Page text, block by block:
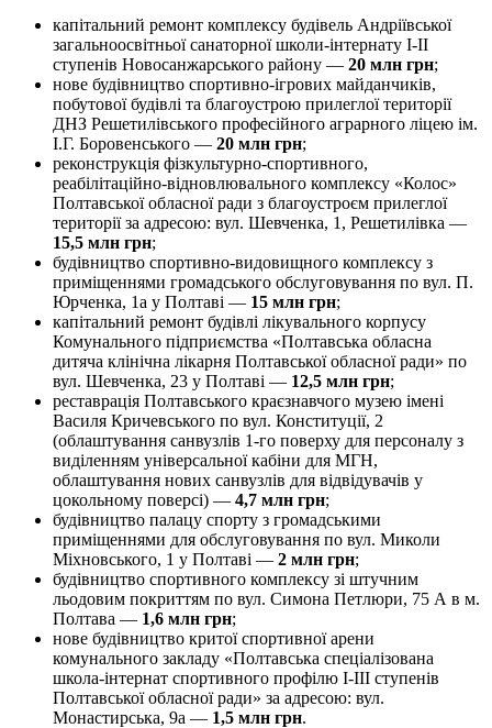
капітальний ремонт комплексу будівель Андріївської
загальноосвітньої санаторної школи-інтернату І-ІІ
ступенів Новосанжарського району — 20 млн грн;
нове будівництво спортивно-ігрових майданчиків,
побутової будівлі та благоустрою прилеглої території
ДНЗ Решетилівського професійного аграрного ліцею ім.
І.Г. Боровенського — 20 млн грн;
реконструкція фізкультурно-спортивного,
реабілітаційно-відновлювального комплексу «Колос»
Полтавської обласної ради з благоустроєм прилеглої
території за адресою: вул. Шевченка, 1, Решетилівка —
15,5 млн грн;
будівництво спортивно-видовищного комплексу з
приміщеннями громадського обслуговування по вул. П.
Юрченка, 1а у Полтаві — 15 млн грн;
капітальний ремонт будівлі лікувального корпусу
Комунального підприємства «Полтавська обласна
дитяча клінічна лікарня Полтавської обласної ради» по
вул. Шевченка, 23 у Полтаві — 12,5 млн грн;
реставрація Полтавського краєзнавчого музею імені
Василя Кричевського по вул. Конституції, 2
(облаштування санвузлів 1-го поверху для персоналу з
виділенням універсальної кабіни для МГН,
облаштування нових санвузлів для відвідувачів у
цокольному поверсі) — 4,7 млн грн;
будівництво палацу спорту з громадськими
приміщеннями для обслуговування по вул. Миколи
Міхновського, 1 у Полтаві — 2 млн грн;
будівництво спортивного комплексу зі штучним
льодовим покриттям по вул. Симона Петлюри, 75 А в м.
Полтава — 1,6 млн грн;
нове будівництво критої спортивної арени
комунального закладу «Полтавська спеціалізована
школа-інтернат спортивного профілю І-ІІІ ступенів
Полтавської обласної ради» за адресою: вул.
Монастирська, 9а — 1,5 млн грн.